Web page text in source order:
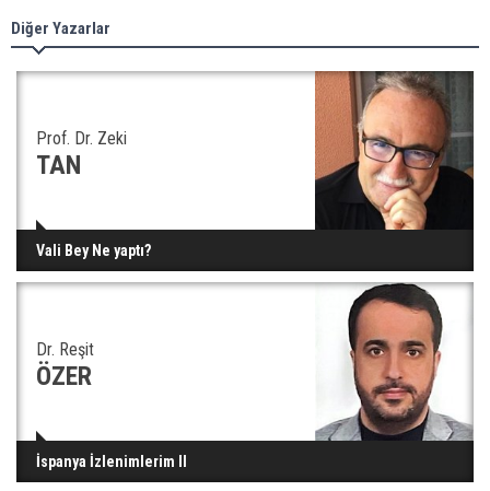
Diğer Yazarlar
Prof. Dr. Zeki
TAN
Vali Bey Ne yaptı?
Dr. Reşit
ÖZER
İspanya İzlenimlerim II